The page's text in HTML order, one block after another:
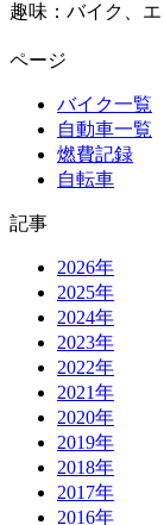
趣味：バイク、
ページ
バイク一覧
自動車一覧
燃費記録
自転車
記事
2026年
2025年
2024年
2023年
2022年
2021年
2020年
2019年
2018年
2017年
2016年